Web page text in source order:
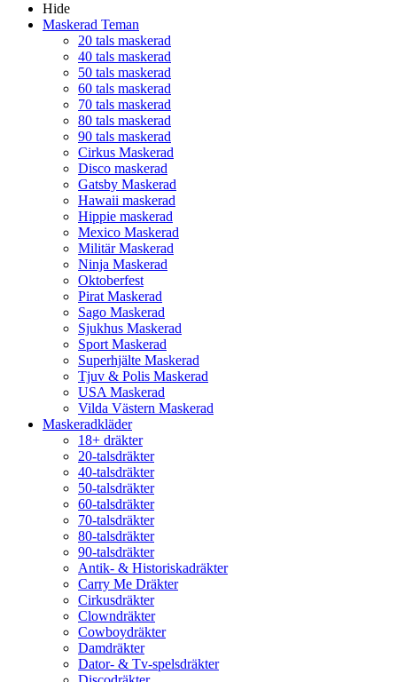
Hide
Maskerad Teman
20 tals maskerad
40 tals maskerad
50 tals maskerad
60 tals maskerad
70 tals maskerad
80 tals maskerad
90 tals maskerad
Cirkus Maskerad
Disco maskerad
Gatsby Maskerad
Hawaii maskerad
Hippie maskerad
Mexico Maskerad
Militär Maskerad
Ninja Maskerad
Oktoberfest
Pirat Maskerad
Sago Maskerad
Sjukhus Maskerad
Sport Maskerad
Superhjälte Maskerad
Tjuv & Polis Maskerad
USA Maskerad
Vilda Västern Maskerad
Maskeradkläder
18+ dräkter
20-talsdräkter
40-talsdräkter
50-talsdräkter
60-talsdräkter
70-talsdräkter
80-talsdräkter
90-talsdräkter
Antik- & Historiskadräkter
Carry Me Dräkter
Cirkusdräkter
Clowndräkter
Cowboydräkter
Damdräkter
Dator- & Tv-spelsdräkter